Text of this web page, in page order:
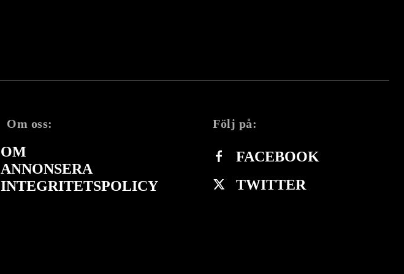
Om oss:
OM
ANNONSERA
INTEGRITETSPOLICY
Följ på:
FACEBOOK
TWITTER